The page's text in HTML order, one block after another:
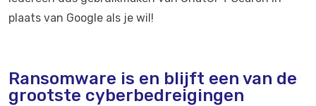
plaats van Google als je wil!
Ransomware is en blijft een van de
grootste cyberbedreigingen